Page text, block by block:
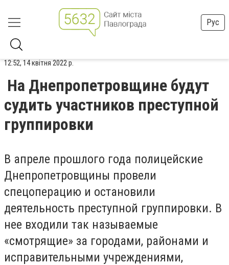
Рус
12:52, 14 квітня 2022 р.
На Днепропетровщине будут
судить участников преступной
группировки
В апреле прошлого года полицейские
Днепропетровщины провели
спецоперацию и остановили
деятельность преступной группировки. В
нее входили так называемые
«смотрящие» за городами, районами и
исправительными учреждениями,